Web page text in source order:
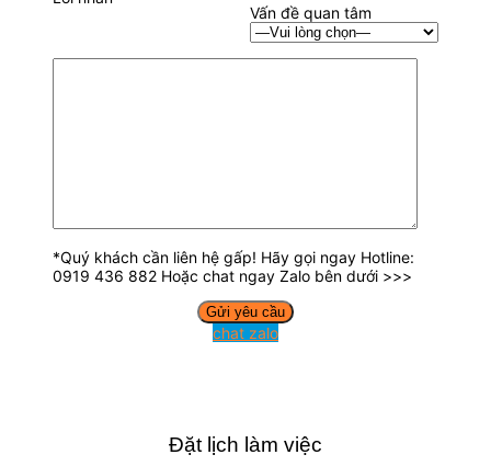
Vấn đề quan tâm
*Quý khách cần liên hệ gấp! Hãy gọi ngay Hotline:
0919 436 882 Hoặc chat ngay Zalo bên dưới >>>
chat zalo
Đặt lịch làm việc